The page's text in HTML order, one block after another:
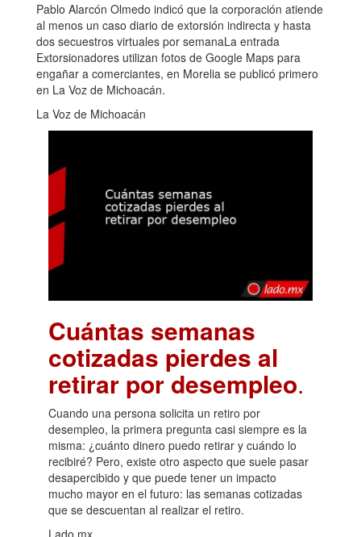
Pablo Alarcón Olmedo indicó que la corporación atiende
al menos un caso diario de extorsión indirecta y hasta
dos secuestros virtuales por semanaLa entrada
Extorsionadores utilizan fotos de Google Maps para
engañar a comerciantes, en Morelia se publicó primero
en La Voz de Michoacán.
La Voz de Michoacán
Cuántas semanas
cotizadas pierdes al
retirar por desempleo.
Cuando una persona solicita un retiro por
desempleo, la primera pregunta casi siempre es la
misma: ¿cuánto dinero puedo retirar y cuándo lo
recibiré? Pero, existe otro aspecto que suele pasar
desapercibido y que puede tener un impacto
mucho mayor en el futuro: las semanas cotizadas
que se descuentan al realizar el retiro.
Lado.mx